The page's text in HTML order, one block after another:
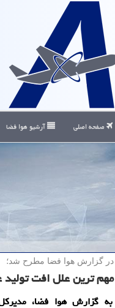
صفحه اصلی آرشیو هوا فضا
در گزارش هوا فضا مطرح شد؛
مهم ترین علل افت تولید
به گزارش هوا فضا،